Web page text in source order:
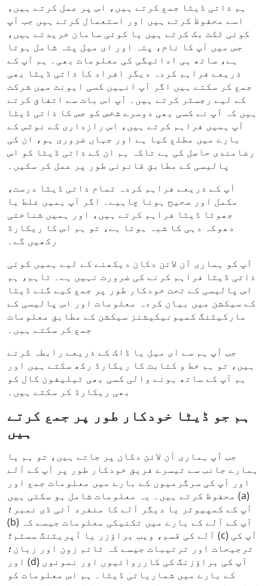
ہم ذاتی ڈیٹا جمع کرتے ہیں، اس پر عمل کرتے ہیں،
اسے محفوظ کرتے ہیں اور استعمال کرتے ہیں جب آپ
کوئی ٹکٹ بک کرتے ہیں یا کوئی سامان خریدتے ہیں،
جس میں آپ کا نام، پتہ اور ای میل پتہ شامل ہوتا
ہے، ساتھ ہی ادائیگی کی معلومات بھی۔ ہم آپ کے
ذریعے فراہم کردہ دیگر افراد کا ذاتی ڈیٹا بھی
جمع کر سکتے ہیں اگر آپ انہیں کسی ایونٹ میں شرکت
کے لیے رجسٹر کرتے ہیں۔ آپ اس بات سے اتفاق کرتے
ہیں کہ آپ نے کسی بھی دوسرے شخص کو جس کا ذاتی ڈیٹا
آپ ہمیں فراہم کرتے ہیں، اس رازداری کے نوٹس کے
بارے میں مطلع کیا ہے اور جہاں ضروری ہو، ان کی
رضامندی حاصل کی ہے تاکہ ہم ان کے ذاتی ڈیٹا کو اس
پالیسی کے مطابق قانونی طور پر عمل کر سکیں۔
آپ کے ذریعے فراہم کردہ تمام ذاتی ڈیٹا درست،
مکمل اور صحیح ہونا چاہیے۔ اگر آپ ہمیں غلط یا
جھوٹا ڈیٹا فراہم کرتے ہیں، اور ہمیں شناختی
دھوکہ دہی کا شبہ ہوتا ہے، تو ہم اس کا ریکارڈ
رکھیں گے۔
آپ کو ہماری آن لائن دکان دیکھنے کے لیے ہمیں کوئی
ذاتی ڈیٹا فراہم کرنے کی ضرورت نہیں ہے۔ تاہم، ہم
اس پالیسی کے تحت خودکار طور پر جمع کیے گئے ڈیٹا
کے سیکشن میں بیان کردہ معلومات اور اس پالیسی کے
مارکیٹنگ کمیونیکیشنز سیکشن کے مطابق معلومات
جمع کر سکتے ہیں۔
جب آپ ہم سے ای میل یا ڈاک کے ذریعے رابطہ کرتے
ہیں، تو ہم خط و کتابت کا ریکارڈ رکھ سکتے ہیں اور
ہم آپ کے ساتھ ہونے والی کسی بھی ٹیلیفون کال کو
بھی ریکارڈ کر سکتے ہیں۔
ہم جو ڈیٹا خودکار طور پر جمع کرتے
ہیں
جب آپ ہماری آن لائن دکان پر جاتے ہیں، تو ہم یا
ہمارے جانب سے تیسرے فریق خودکار طور پر آپ کے آلے
اور آپ کی سرگرمیوں کے بارے میں معلومات جمع اور
محفوظ کرتے ہیں۔ یہ معلومات شامل ہو سکتی ہیں (a)
آپ کے کمپیوٹر یا دیگر آلے کا منفرد آئی ڈی نمبر؛
(b) آپ کے آلے کے بارے میں تکنیکی معلومات جیسے کہ
آلے کی قسم، ویب براؤزر یا آپریٹنگ سسٹم؛ (c) آپ کی
ترجیحات اور ترتیبات جیسے کہ ٹائم زون اور زبان؛
اور (d) آپ کی براؤزنگ کی کارروائیوں اور نمونوں
کے بارے میں شماریاتی ڈیٹا۔ ہم اس معلومات کو